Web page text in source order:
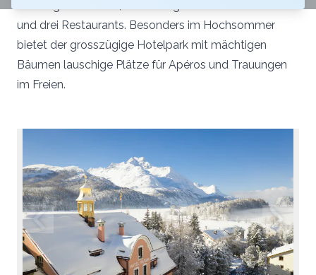
und drei Restaurants. Besonders im Hochsommer
bietet der grosszügige Hotelpark mit mächtigen
Bäumen lauschige Plätze für Apéros und Trauungen
im Freien.